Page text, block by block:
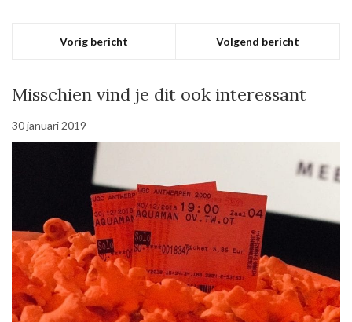
Vorig bericht Volgend bericht
Misschien vind je dit ook interessant
30 januari 2019